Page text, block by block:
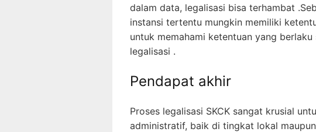
dalam data, legalisasi bisa terhambat
instansi tertentu mungkin memiliki
untuk memahami ketentuan yang
legalisasi .
Pendapat akhir
Proses legalisasi SKCK sangat krusial
administratif, baik di tingkat lokal